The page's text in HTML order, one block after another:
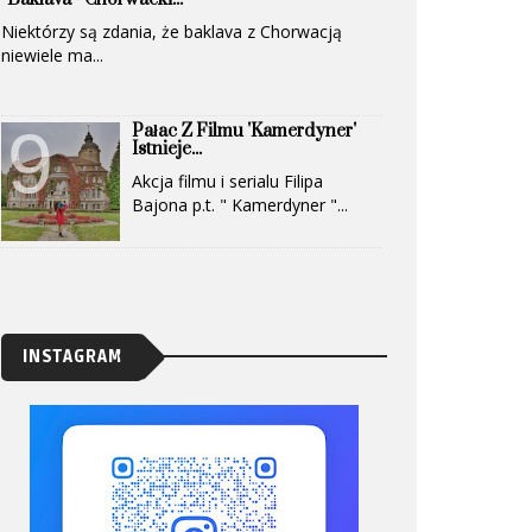
Niektórzy są zdania, że baklava z Chorwacją
niewiele ma...
Pałac Z Filmu 'Kamerdyner'
Istnieje...
Akcja filmu i serialu Filipa
Bajona p.t. " Kamerdyner "...
INSTAGRAM